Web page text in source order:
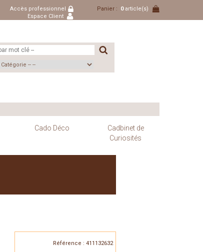
Accès professionnel
Espace Client
Panier : 0article(s)
Cado Déco
Cadbinet de
Curiosités
Référence : 411132632